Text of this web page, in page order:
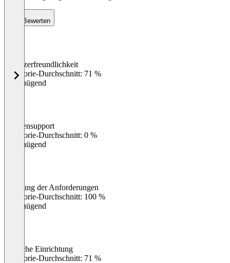
Bewerten
Benutzerfreundlichkeit
Kategorie-Durchschnitt: 71 %
Ungenügend
Kundensupport
Kategorie-Durchschnitt: 0 %
Ungenügend
Erfüllung der Anforderungen
Kategorie-Durchschnitt: 100 %
Ungenügend
Einfache Einrichtung
Kategorie-Durchschnitt: 71 %